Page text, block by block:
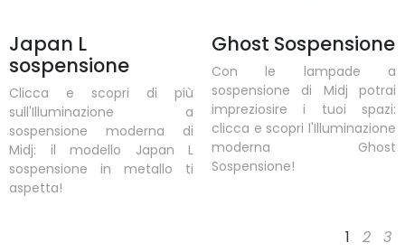
Japan L
sospensione
Clicca e scopri di più
sull'Illuminazione a
sospensione moderna di
Midj: il modello Japan L
sospensione in metallo ti
aspetta!
Ghost Sospensione
Con le lampade a
sospensione di Midj potrai
impreziosire i tuoi spazi:
clicca e scopri l'Illuminazione
moderna Ghost
Sospensione!
1 2 3